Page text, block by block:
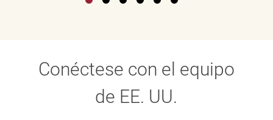
Conéctese con el equipo
de EE. UU.